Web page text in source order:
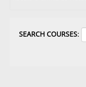
SEARCH COURSES: